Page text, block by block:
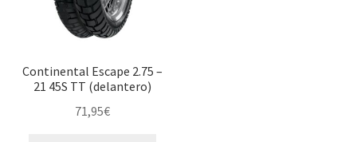
Continental Escape 2.75 –
21 45S TT (delantero)
71,95€